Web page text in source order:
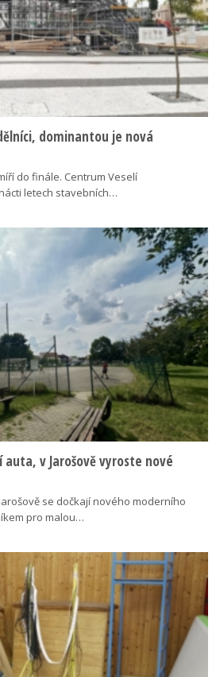
dominantou je nová
do finále. Centrum Veselí
letech stavebních…
v Jarošově vyroste nové
se dočkají nového moderního
pro malou…